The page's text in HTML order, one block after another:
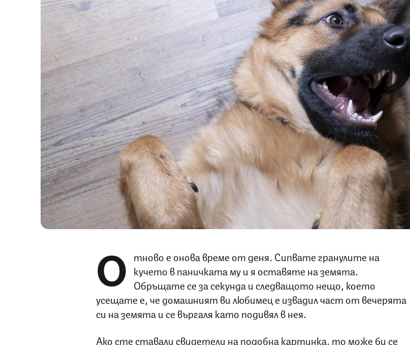
О тново е онова време от деня. Сипвате гранулите на
кучето в паничката му и я оставяте на земята.
Обръщате се за секунда и следващото нещо, което
усещате е, че домашният ви любимец е извадил част от вечерята
си на земята и се въргаля като подивял в нея.
Ако сте ставали свидетели на подобна картинка, то може би се